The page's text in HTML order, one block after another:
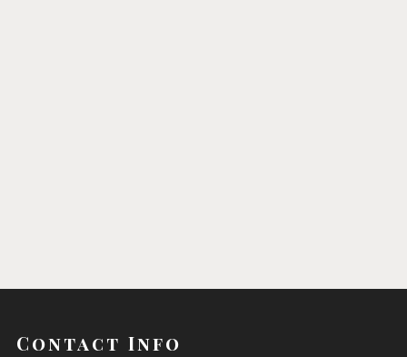
Contact Info